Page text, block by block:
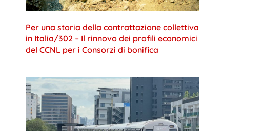
Per una storia della contrattazione collettiva
in Italia/302 – Il rinnovo dei profili economici
del CCNL per i Consorzi di bonifica